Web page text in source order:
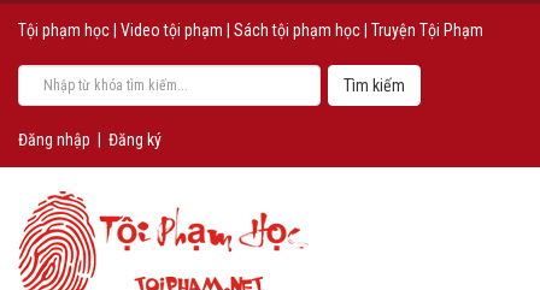
Tội phạm học Video tội phạm Sách tội phạm học Truyện Tội Phạm
Đăng nhập Đăng ký